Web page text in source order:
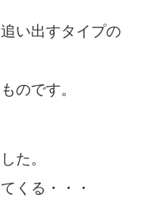
い出すタイプの
のです。
た。
くる・・・